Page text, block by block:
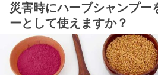
災害時にハーブシャンプー
ーとして使えますか？